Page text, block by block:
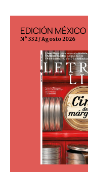
EDICIÓN MÉXICO
N° 332 / Agosto 2026